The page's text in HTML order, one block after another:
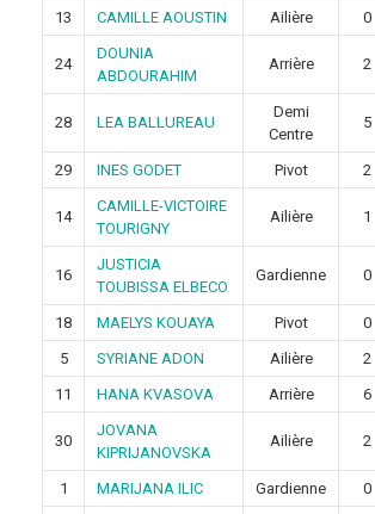
13
CAMILLE AOUSTIN Ailière 0
24
DOUNIA
ABDOURAHIM
Arrière 2
28 LEA BALLUREAU
Demi
Centre
5
29 INES GODET Pivot 2
14
CAMILLE-VICTOIRE
TOURIGNY
Ailière 1
16
JUSTICIA
TOUBISSA ELBECO
Gardienne 0
18 MAELYS KOUAYA Pivot 0
5
SYRIANE ADON Ailière 2
11
HANA KVASOVA Arrière 6
30
JOVANA
KIPRIJANOVSKA
Ailière 2
1 MARIJANA ILIC Gardienne 0